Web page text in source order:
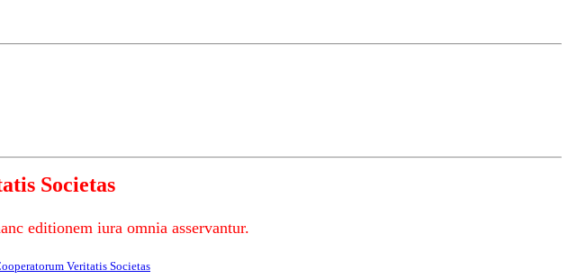
Societas
editionem iura omnia asservantur.
Veritatis Societas